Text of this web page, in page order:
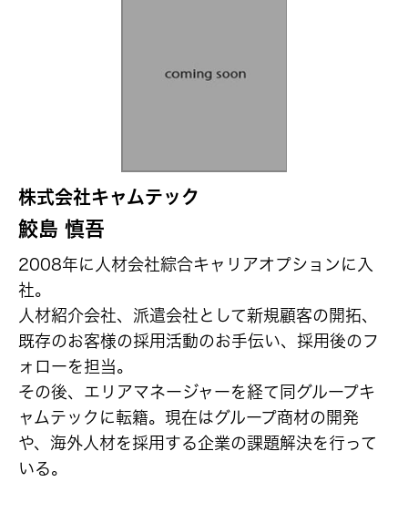
株式会社キャムテック
鮫島 慎吾
2008年に人材会社綜合キャリアオプションに入
社。
人材紹介会社、派遣会社として新規顧客の開拓、
既存のお客様の採用活動のお手伝い、採用後のフ
ォローを担当。
その後、エリアマネージャーを経て同グループキ
ャムテックに転籍。現在はグループ商材の開発
や、海外人材を採用する企業の課題解決を行って
いる。